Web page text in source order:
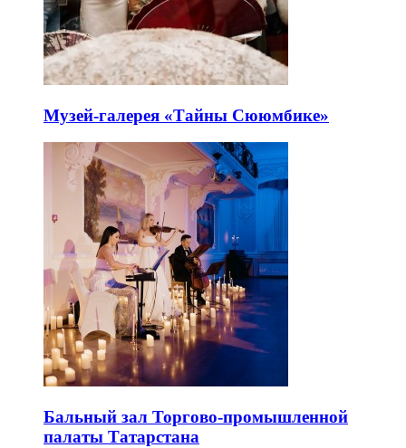
Музей-галерея «Тайны Сююмбике»
Бальный зал Торгово-промышленной
палаты Татарстана